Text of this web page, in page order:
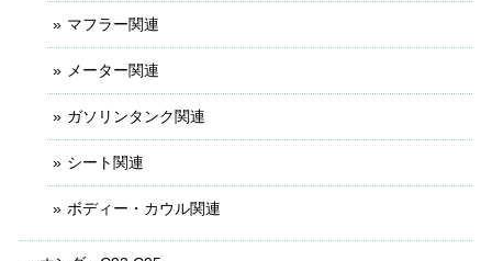
マフラー関連
メーター関連
ガソリンタンク関連
シート関連
ボディー・カウル関連